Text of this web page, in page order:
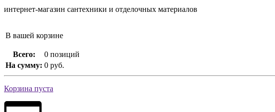
интернет-магазин сантехники и отделочных материалов
В вашей корзине
Всего:
0 позиций
На сумму: 0 руб.
Корзина пуста